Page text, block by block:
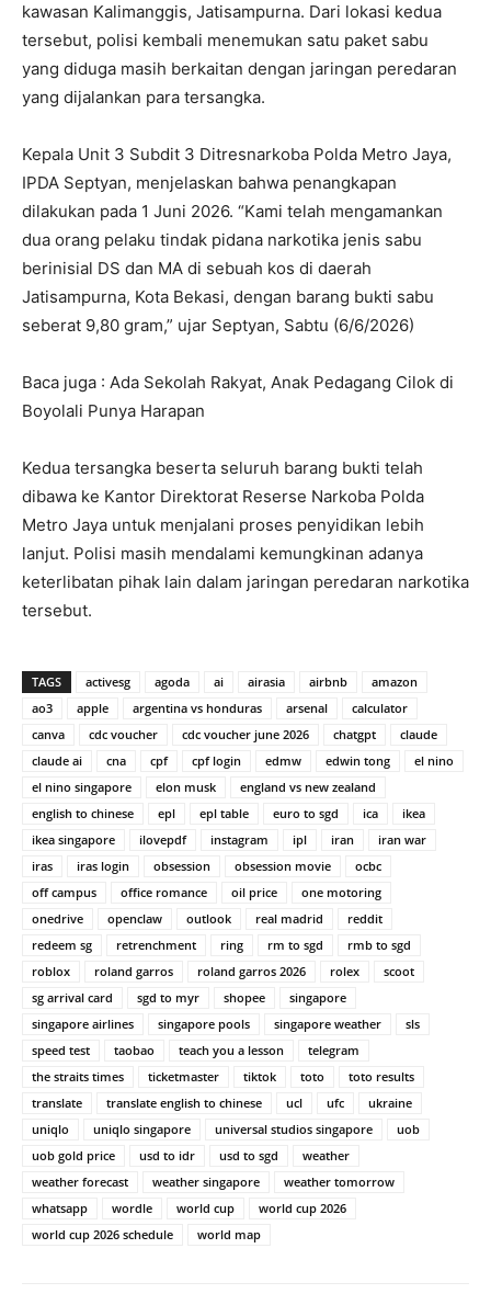
kawasan Kalimanggis, Jatisampurna. Dari lokasi kedua
tersebut, polisi kembali menemukan satu paket sabu
yang diduga masih berkaitan dengan jaringan peredaran
yang dijalankan para tersangka.
Kepala Unit 3 Subdit 3 Ditresnarkoba Polda Metro Jaya,
IPDA Septyan, menjelaskan bahwa penangkapan
dilakukan pada 1 Juni 2026. “Kami telah mengamankan
dua orang pelaku tindak pidana narkotika jenis sabu
berinisial DS dan MA di sebuah kos di daerah
Jatisampurna, Kota Bekasi, dengan barang bukti sabu
seberat 9,80 gram,” ujar Septyan, Sabtu (6/6/2026)
Baca juga : Ada Sekolah Rakyat, Anak Pedagang Cilok di
Boyolali Punya Harapan
Kedua tersangka beserta seluruh barang bukti telah
dibawa ke Kantor Direktorat Reserse Narkoba Polda
Metro Jaya untuk menjalani proses penyidikan lebih
lanjut. Polisi masih mendalami kemungkinan adanya
keterlibatan pihak lain dalam jaringan peredaran narkotika
tersebut.
TAGS activesg agoda ai airasia airbnb
amazon
ao3
apple argentina vs honduras arsenal
calculator
canva
cdc voucher cdc voucher june 2026 chatgpt
claude
claude ai
cna cpf cpf login edmw edwin tong
el nino
el nino singapore
elon musk
england vs new zealand
english to chinese
epl epl table euro to sgd ica
ikea
ikea singapore
ilovepdf instagram ipl iran
iran war
iras
iras login obsession obsession movie
ocbc
off campus
office romance oil price
one motoring
onedrive
openclaw outlook real madrid
reddit
redeem sg
retrenchment ring rm to sgd
rmb to sgd
roblox
roland garros roland garros 2026 rolex
scoot
sg arrival card
sgd to myr shopee
singapore
singapore airlines
singapore pools singapore weather
sls
speed test
taobao teach you a lesson
telegram
the straits times
ticketmaster tiktok toto
toto results
translate
translate english to chinese ucl ufc
ukraine
uniqlo
uniqlo singapore universal studios singapore
uob
uob gold price
usd to idr usd to sgd
weather
weather forecast
weather singapore
weather tomorrow
whatsapp
wordle world cup
world cup 2026
world cup 2026 schedule
world map